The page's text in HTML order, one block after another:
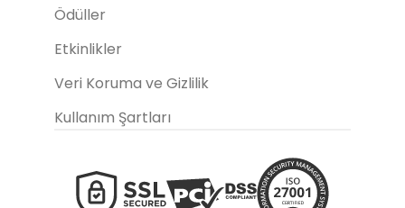
Ödüller
Etkinlikler
Veri Koruma ve Gizlilik
Kullanım Şartları